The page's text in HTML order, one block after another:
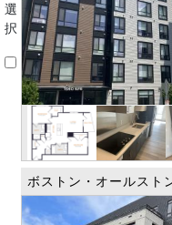
選
択
ボストン・オールスト